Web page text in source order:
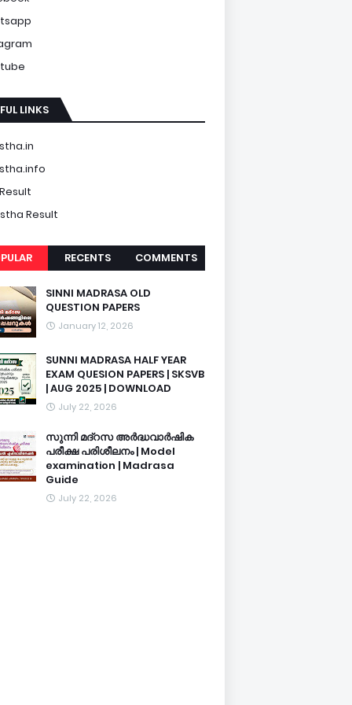
LINKS
Result
RECENTS COMMENTS
SINNI MADRASA OLD
QUESTION PAPERS
January 12, 2026
SUNNI MADRASA HALF YEAR
EXAM QUESION PAPERS | SKSVB
| AUG 2025 | DOWNLOAD
July 22, 2026
സുന്നി മദ്റസ അർദ്ധവാർഷിക
പരീക്ഷ പരിശീലനം | Model
examination | Madrasa
Guide
July 22, 2026